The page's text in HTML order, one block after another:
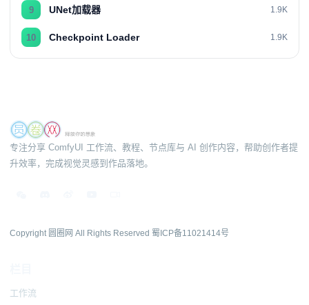
9 UNet加载器 1.9K
10 Checkpoint Loader 1.9K
专注分享 ComfyUI 工作流、教程、节点库与 AI 创作内容，帮助创作者提
升效率，完成视觉灵感到作品落地。
Copyright 圆圈网 All Rights Reserved 蜀ICP备11021414号
工作流